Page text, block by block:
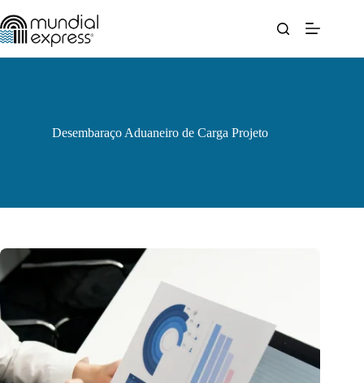
para
o
Desembaraço Aduaneiro de Carga Projeto